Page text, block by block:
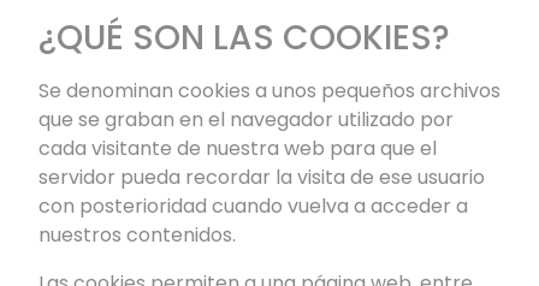
¿QUÉ SON LAS COOKIES?
Se denominan cookies a unos pequeños archivos
que se graban en el navegador utilizado por
cada visitante de nuestra web para que el
servidor pueda recordar la visita de ese usuario
con posterioridad cuando vuelva a acceder a
nuestros contenidos.